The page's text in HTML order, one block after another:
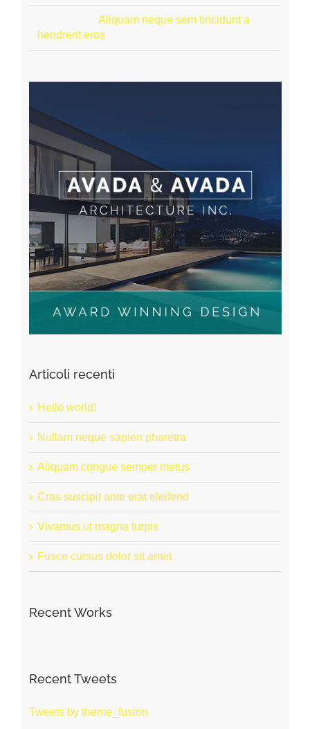
Aliquam neque sem tincidunt a
hendrerit eros
Articoli recenti
Hello world!
Nullam neque sapien pharetra
Aliquam congue semper metus
Cras suscipit ante erat eleifend
Vivamus ut magna turpis
Fusce cursus dolor sit amet
Recent Works
Recent Tweets
Tweets by theme_fusion